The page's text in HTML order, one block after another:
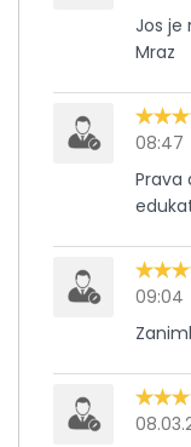
Jos je
Mraz
08:47
Prava
09:04